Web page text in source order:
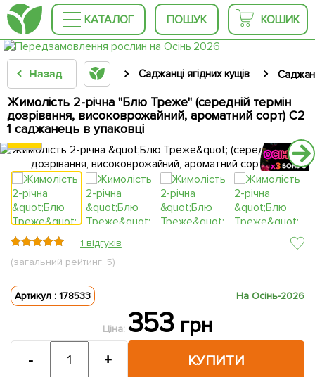
КАТАЛОГ ПОШУК КОШИК
Назад Саджанці ягідних кущів
Жимолість 2-річна "Блю Треже" (середній термін
дозрівання, високоврожайний, ароматний сорт) С2
1 саджанець в упаковці
КРУПНОМІР
КРУПНОМІР
КРУПНОМІР
КРУПНОМІР
КРУПНОМІР
КРУПНОМІР
КРУПНОМІР
1 відгуків
(загальний рейтинг: 5)
Артикул : 178533 На Осінь-2026
Ціна: 353 грн
КУПИТИ
- +